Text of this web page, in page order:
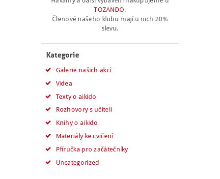
TOZANDO.
Členové našeho klubu mají u nich 20%
slevu.
Kategorie
Galerie našich akcí
Videa
Texty o aikido
Rozhovory s učiteli
Knihy o aikido
Materiály ke cvičení
Příručka pro začátečníky
Uncategorized